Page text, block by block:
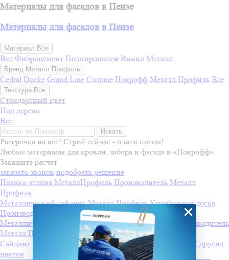
Материалы для фасадов в Пензе
Материалы для фасадов в Пензе
Материал Все
Все Фиброцемент Полипропилен Винил Металл
Бренд Металл Профиль
Cedral Docke Grand Line Costune Покрофф Металл Профиль Все
Текстура Все
Стандартный цвет
Под дерево
Все
Искать
Рассрочка на всё! Строй сейчас - плати потом!
Любые материалы для кровли, забора и фасада в «Покрофф».
Закажите расчет
заказать звонок подобрать решение
Планка отлива МеталлПрофиль Производитель Металл
Профиль
Металлический сайдинг Металл Профиль Корабельная доска
Производитель
Металл Профиль +7 других цветов
Металлический сайдинг Металл Профиль L-брус
Производитель
Металл Профиль
+7 других цветов
Сайдинг Woodstock
Производитель Металл Профиль
+7 других
цветов
×